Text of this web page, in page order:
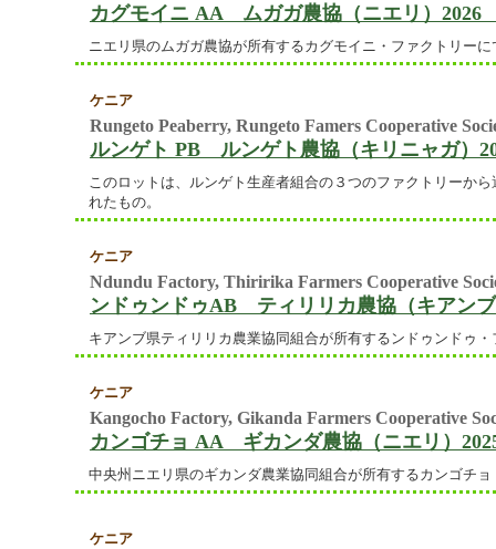
カグモイニ AA ムガガ農協（ニエリ）
ニエリ県のムガガ農協が所有するカグモイニ・ファクトリー
ケニア
Rungeto Peaberry, Rungeto Famers Cooperative
ルンゲト PB ルンゲト農協（キリニャガ）
このロットは、ルンゲト生産者組合の３つのファクトリーか
れたもの。
ケニア
Ndundu Factory, Thiririka Farmers Cooperative
ンドゥンドゥAB ティリリカ農協（キアン
キアンブ県ティリリカ農業協同組合が所有するンドゥンドゥ
ケニア
Kangocho Factory, Gikanda Farmers Cooperative
カンゴチョ AA ギカンダ農協（ニエリ）
中央州ニエリ県のギカンダ農業協同組合が所有するカンゴチ
ケニア